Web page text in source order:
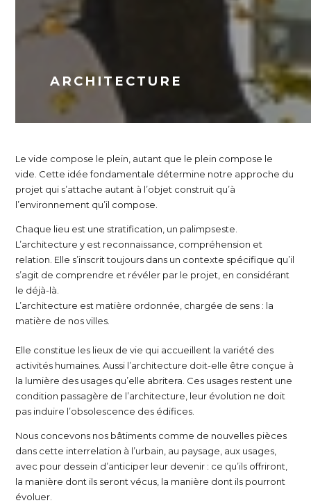
ARCHITECTURE
Le vide compose le plein, autant que le plein compose le
vide. Cette idée fondamentale détermine notre approche du
projet qui s’attache autant à l’objet construit qu’à
l’environnement qu’il compose.
Chaque lieu est une stratification, un palimpseste.
L’architecture y est reconnaissance, compréhension et
relation. Elle s’inscrit toujours dans un contexte spécifique qu’il
s’agit de comprendre et révéler par le projet, en considérant
le déjà-là.
L’architecture est matière ordonnée, chargée de sens : la
matière de nos villes.
Elle constitue les lieux de vie qui accueillent la variété des
activités humaines. Aussi l’architecture doit-elle être conçue à
la lumière des usages qu’elle abritera. Ces usages restent une
condition passagère de l’architecture, leur évolution ne doit
pas induire l’obsolescence des édifices.
Nous concevons nos bâtiments comme de nouvelles pièces
dans cette interrelation à l’urbain, au paysage, aux usages,
avec pour dessein d’anticiper leur devenir : ce qu’ils offriront,
la manière dont ils seront vécus, la manière dont ils pourront
évoluer.